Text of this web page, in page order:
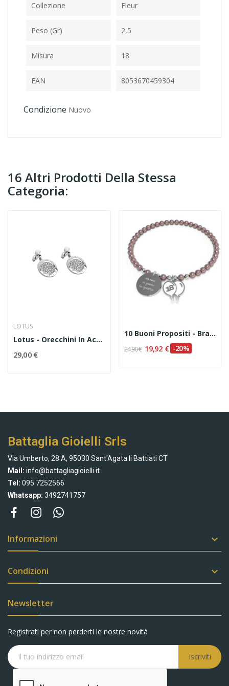
Collezione Fleur
Peso (gr) 2,5
Misura 18
EAN 8053670459304
Condizione Nuovo
16 Altri Prodotti Della Stessa
Categoria:
LOTUS
Lotus - Orecchini In Acciaio Codice LS1751/4/1
29,00 €
10 Buoni Propositi - Bracciale Bon Bon "Da Oggi...
24,90 € 19,92 € -20%
Battaglia Gioielli Srls
Via Umberto, 28 A, 95030 Sant'Agata li Battiati CT
Mail: info@battagliagioielli.it
Tel: 095 7252566
Whatsapp: 3492741757
Informazioni 
Condizioni 
Newsletter
Registrati per non perderti le nostre novità
Iscriviti